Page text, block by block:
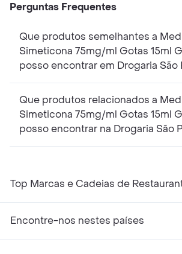
Perguntas Frequentes
Que produtos semelhantes a
Simeticona 75mg/ml Gotas 15ml
posso encontrar em Drogaria São
Que produtos relacionados a
Simeticona 75mg/ml Gotas 15ml
posso encontrar na Drogaria São
Top Marcas e Cadeias de
Encontre-nos nestes países